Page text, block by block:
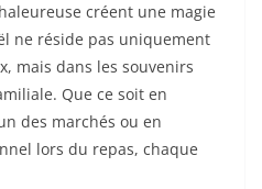
créent une magie
ne réside pas uniquement
mais dans les souvenirs
Que ce soit en
des marchés ou en
lors du repas, chaque